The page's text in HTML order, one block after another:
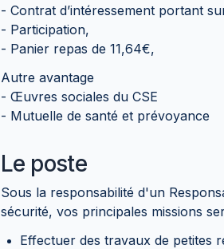
- Contrat d’intéressement portant
- Participation,
- Panier repas de 11,64€,
Autre avantage
- Œuvres sociales du CSE
- Mutuelle de santé et prévoyance
Le poste
Sous la responsabilité d'un
sécurité, vos principales missions
Effectuer des travaux de petites